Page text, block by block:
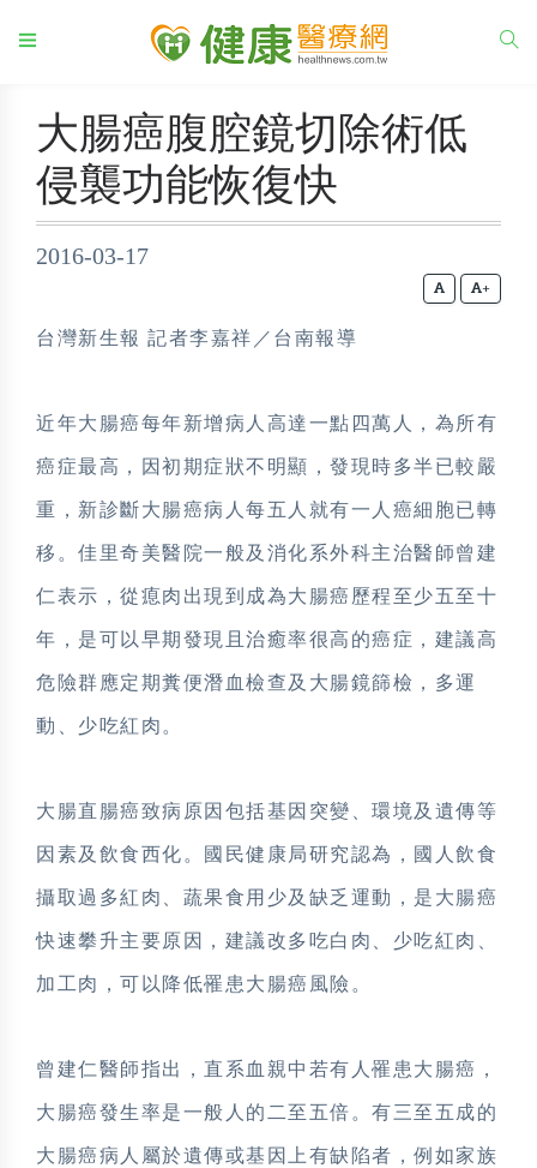
大腸癌腹腔鏡切除術低
侵襲功能恢復快
2016-03-17
+
台灣新生報 記者李嘉祥／台南報導
近年大腸癌每年新增病人高達一點四萬人，為所有
癌症最高，因初期症狀不明顯，發現時多半已較嚴
重，新診斷大腸癌病人每五人就有一人癌細胞已轉
移。佳里奇美醫院一般及消化系外科主治醫師曾建
仁表示，從瘜肉出現到成為大腸癌歷程至少五至十
年，是可以早期發現且治癒率很高的癌症，建議高
危險群應定期糞便潛血檢查及大腸鏡篩檢，多運
動、少吃紅肉。
大腸直腸癌致病原因包括基因突變、環境及遺傳等
因素及飲食西化。國民健康局研究認為，國人飲食
攝取過多紅肉、蔬果食用少及缺乏運動，是大腸癌
快速攀升主要原因，建議改多吃白肉、少吃紅肉、
加工肉，可以降低罹患大腸癌風險。
曾建仁醫師指出，直系血親中若有人罹患大腸癌，
大腸癌發生率是一般人的二至五倍。有三至五成的
大腸癌病人屬於遺傳或基因上有缺陷者，例如家族